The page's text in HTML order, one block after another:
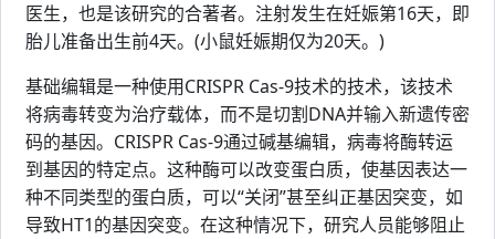
医生，也是该研究的合著者。注射发生在妊娠第16天，即
胎儿准备出生前4天。(小鼠妊娠期仅为20天。)
基础编辑是一种使用CRISPR Cas-9技术的技术，该技术
将病毒转变为治疗载体，而不是切割DNA并输入新遗传密
码的基因。CRISPR Cas-9通过碱基编辑，病毒将酶转运
到基因的特定点。这种酶可以改变蛋白质，使基因表达一
种不同类型的蛋白质，可以“关闭”甚至纠正基因突变，如
导致HT1的基因突变。在这种情况下，研究人员能够阻止